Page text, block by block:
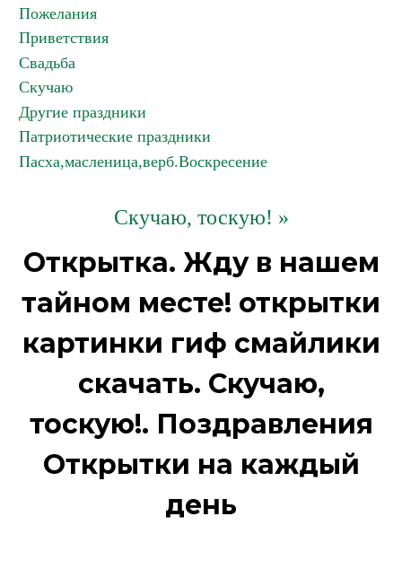
Пожелания
Приветствия
Свадьба
Скучаю
Другие праздники
Патриотические праздники
Пасха,масленица,верб.Воскресение
Скучаю, тоскую! »
Открытка. Жду в нашем
тайном месте! открытки
картинки гиф смайлики
скачать. Скучаю,
тоскую!. Поздравления
Открытки на каждый
день